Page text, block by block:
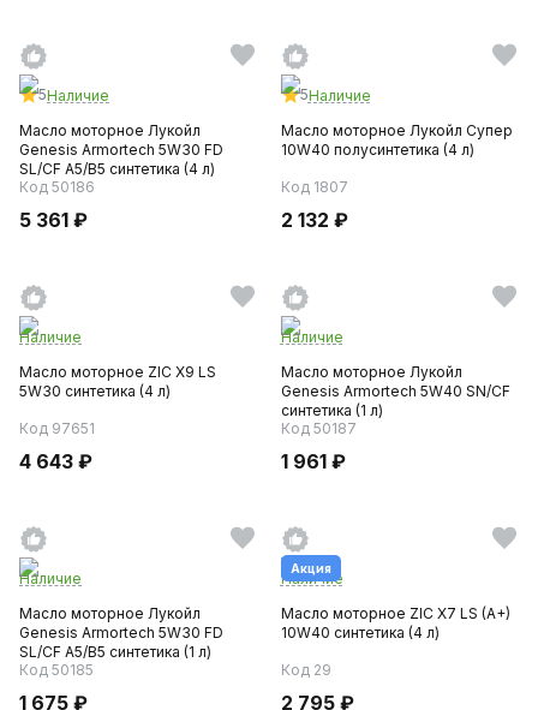
5Наличие
Масло моторное Лукойл
Genesis Armortech 5W30 FD
SL/CF A5/B5 синтетика (4 л)
Код 50186
5 361 ₽
5Наличие
Масло моторное Лукойл Супер
10W40 полусинтетика (4 л)
Код 1807
2 132 ₽
Наличие
Масло моторное ZIC X9 LS
5W30 синтетика (4 л)
Код 97651
4 643 ₽
Наличие
Масло моторное Лукойл
Genesis Armortech 5W40 SN/CF
синтетика (1 л)
Код 50187
1 961 ₽
Наличие
Масло моторное Лукойл
Genesis Armortech 5W30 FD
SL/CF A5/B5 синтетика (1 л)
Код 50185
1 675 ₽
Акция
Наличие
Масло моторное ZIC X7 LS (A+)
10W40 синтетика (4 л)
Код 29
2 795 ₽